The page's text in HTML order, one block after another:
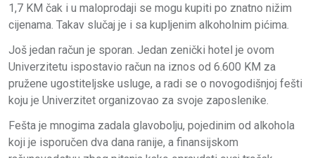
1,7 KM čak i u maloprodaji se mogu kupiti po znatno nižim
cijenama. Takav slučaj je i sa kupljenim alkoholnim pićima.
Još jedan račun je sporan. Jedan zenički hotel je ovom
Univerzitetu ispostavio račun na iznos od 6.600 KM za
pružene ugostiteljske usluge, a radi se o novogodišnjoj fešti
koju je Univerzitet organizovao za svoje zaposlenike.
Fešta je mnogima zadala glavobolju, pojedinim od alkohola
koji je isporučen dva dana ranije, a finansijskom